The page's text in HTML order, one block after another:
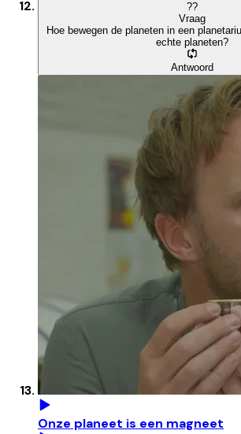
??
Vraag
Hoe bewegen de planeten in een
echte planeten?
Antwoord
Onze planeet is een magneet